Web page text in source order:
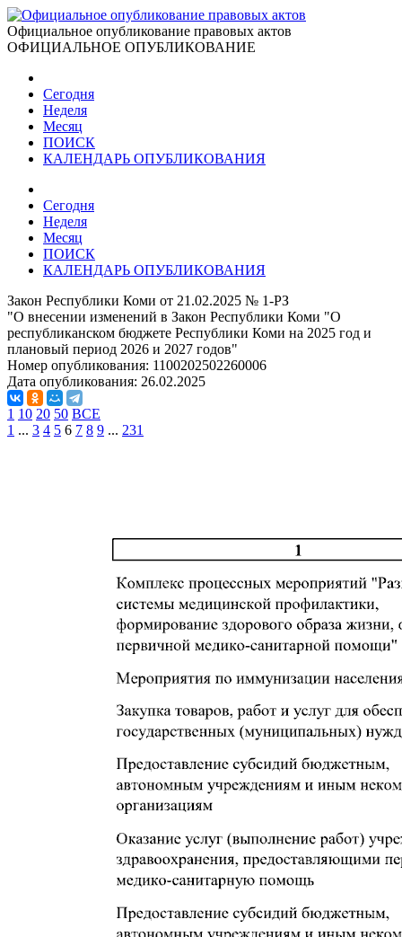
Официальное опубликование правовых актов
ОФИЦИАЛЬНОЕ ОПУБЛИКОВАНИЕ
Сегодня
Неделя
Месяц
ПОИСК
КАЛЕНДАРЬ ОПУБЛИКОВАНИЯ
Сегодня
Неделя
Месяц
ПОИСК
КАЛЕНДАРЬ ОПУБЛИКОВАНИЯ
Закон Республики Коми от 21.02.2025 № 1-РЗ
"О внесении изменений в Закон Республики Коми "О
республиканском бюджете Республики Коми на 2025 год и
плановый период 2026 и 2027 годов"
Номер опубликования: 1100202502260006
Дата опубликования: 26.02.2025
1 10 20 50 ВСЕ
1 ... 3 4 5 6 7 8 9 ... 231